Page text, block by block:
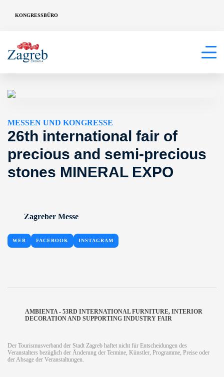
KONGRESSBÜRO
MESSEN UND KONGRESSE
26th international fair of
precious and semi-precious
stones MINERAL EXPO
Zagreber Messe
WEB FACEBOOK INSTAGRAM
AMBIENTA - 53RD INTERNATIONAL FURNITURE, INTERIOR
DECORATION AND SUPPORTING INDUSTRY FAIR
Der Tourismusverband der Stadt Zagreb haftet nicht für Entscheidungen des
Veranstalters bezüglich der Änderung der Termine, Künstler, Programme, Preise oder
der Absage der Veranstaltungen.